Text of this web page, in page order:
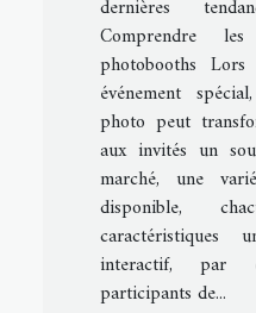
dernières
Comprendre
photobooths
événement
photo peut
aux invités un
marché, une
disponible,
caractéristiques
interactif, par
participants de...